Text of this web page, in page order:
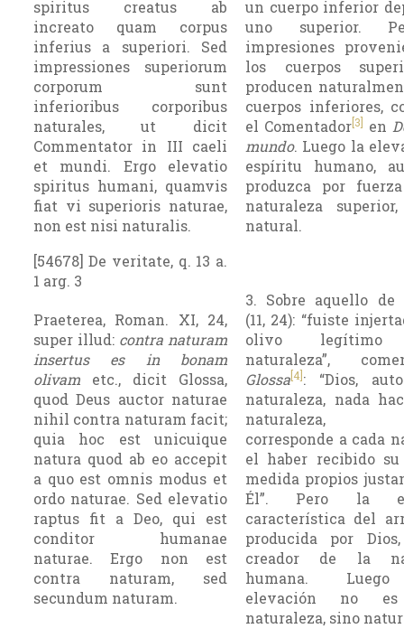
spiritus creatus ab
increato quam corpus
inferius a superiori. Sed
impressiones superiorum
corporum sunt
inferioribus corporibus
naturales, ut dicit
Commentator in III caeli
et mundi. Ergo elevatio
spiritus humani, quamvis
fiat vi superioris naturae,
non est nisi naturalis.
un cuerpo infe­rior
uno superior.
impresiones
los cuerpos
producen
cuerpos inferiores,
el Comentador[3] en
mundo. Luego la
espíritu humano,
produzca por
naturaleza
natural.
[54678] De veritate, q. 13 a.
1 arg. 3
Praeterea, Roman. XI, 24,
super illud: contra naturam
insertus es in bonam
olivametc., dicit Glossa,
quod Deus auctor naturae
nihil contra naturam facit;
quia hoc est unicuique
natura quod ab eo accepit
a quo est omnis modus et
ordo naturae. Sed elevatio
raptus fit a Deo, qui est
conditor humanae
naturae. Ergo non est
contra naturam, sed
secundum naturam.
3. Sobre aquello de
(11, 24): “fuiste
olivo legítimo
naturaleza”,
Glossa[4]: “Dios,
naturaleza, nada
naturaleza,
corresponde a cada
el haber recibido
medida propios
Él”. Pero la
característica del
producida por
creador de la
humana.
elevación no
naturaleza, sino